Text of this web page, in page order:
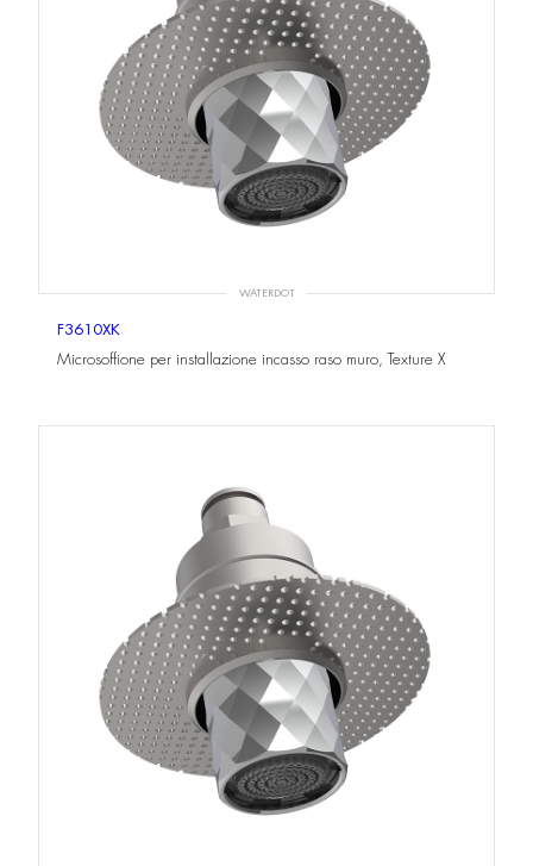
WATERDOT
F3610XK
Microsoffione per installazione incasso raso muro, Texture X